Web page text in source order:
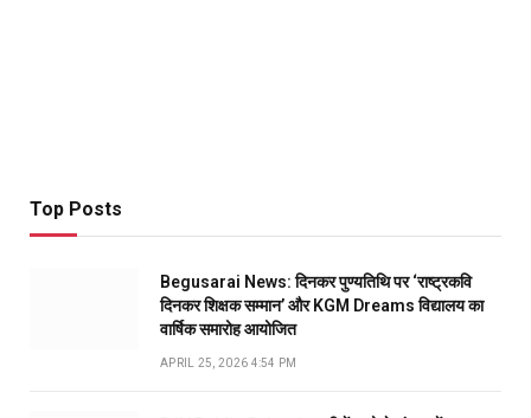
Top Posts
Begusarai News: दिनकर पुण्यतिथि पर ‘राष्ट्रकवि
दिनकर शिक्षक सम्मान’ और KGM Dreams विद्यालय का
वार्षिक समारोह आयोजित
APRIL 25, 2026 4:54 PM